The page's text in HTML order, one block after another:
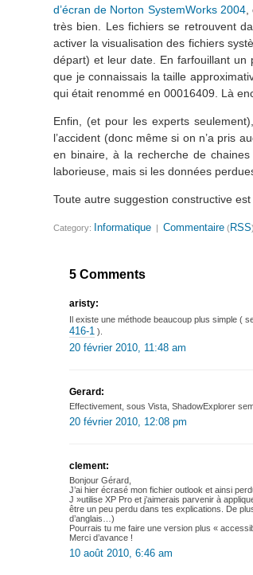
d’écran de Norton SystemWorks 2004,
très bien. Les fichiers se retrouvent
activer la visualisation des fichiers
départ) et leur date. En farfouillant un
que je connaissais la taille
qui était renommé en 00016409. Là
Enfin, (et pour les experts
l’accident (donc même si on n’a pris
en binaire, à la recherche de
laborieuse, mais si les données
Toute autre suggestion constructive
Category: Informatique |Commentaire (RSS
5 Comments
aristy:
Il existe une méthode beaucoup plus simple (
416-1 ).
20 février 2010, 11:48 am
Gerard:
Effectivement, sous Vista, ShadowExplorer
20 février 2010, 12:08 pm
clement:
Bonjour Gérard,
J’ai hier écrasé mon fichier outlook et ainsi
J »utilise XP Pro et j’aimerais parvenir à
être un peu perdu dans tes explications. De
d’anglais…)
Pourrais tu me faire une version plus «
Merci d’avance !
10 août 2010, 6:46 am